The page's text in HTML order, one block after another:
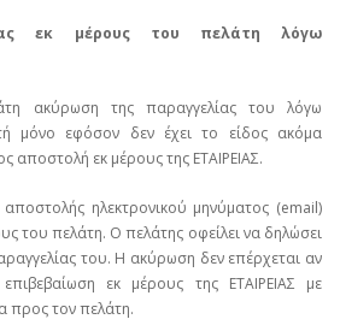
εκ μέρους του πελάτη λόγω
ακύρωση της παραγγελίας του λόγω
μόνο εφόσον δεν έχει το είδος ακόμα
αποστολή εκ μέρους της ΕΤΑΙΡΕΙΑΣ.
ηλεκτρονικού μηνύματος (email)
του πελάτη. Ο πελάτης οφείλει να δηλώσει
του. Η ακύρωση δεν επέρχεται αν
εκ μέρους της ΕΤΑΙΡΕΙΑΣ με
προς τον πελάτη.